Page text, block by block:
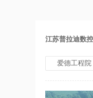
江苏普拉迪数
爱德工程院